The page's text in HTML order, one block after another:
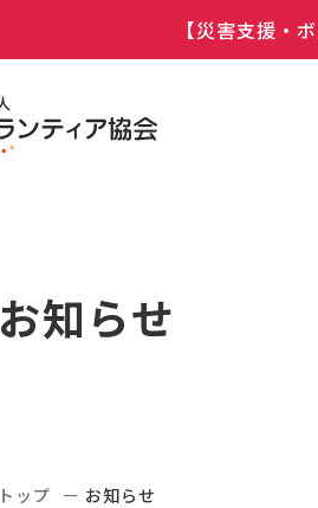
【災害支援・
お知らせ
トップ お知らせ